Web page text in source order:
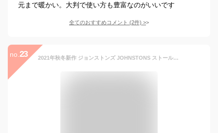
元まで暖かい。大判で使い方も豊富なのがいいです
全てのおすすめコメント (2件) >
no. 23 2021年秋冬新作 ジョンストンズ JOHNSTONS ストール タータンチェック カシミヤ 大判 190×70cm WA000056 【zkk】【jnb】